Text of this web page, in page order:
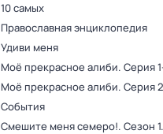
10 самых
Православная энциклопедия
Удиви меня
Моё прекрасное алиби. Серия
Моё прекрасное алиби. Серия
События
Смешите меня семеро!. Сезон 1